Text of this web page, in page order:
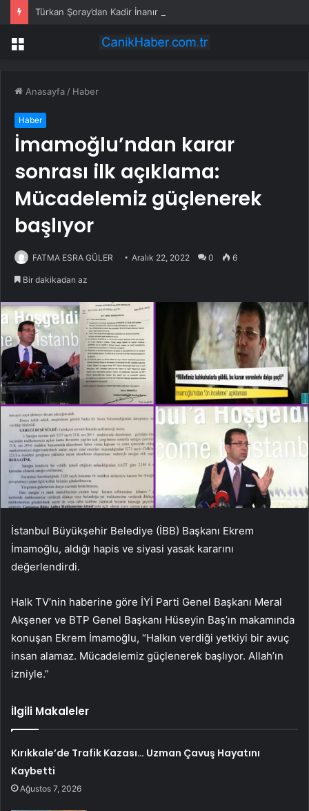
Menü
Anasayfa / Haber
Haber
İmamoğlu’ndan karar
sonrası ilk açıklama:
Mücadelemiz güçlenerek
başlıyor
FATMA ESRA GÜLER Aralık 22, 2022 0 6
Bir dakikadan az
İstanbul Büyükşehir Belediye (İBB) Başkanı Ekrem
İmamoğlu, aldığı hapis ve siyasi yasak kararını
değerlendirdi.
Halk TV’nin haberine göre İYİ Parti Genel Başkanı Meral
Akşener ve BTP Genel Başkanı Hüseyin Baş’ın makamında
konuşan Ekrem İmamoğlu, “Halkın verdiği yetkiyi bir avuç
insan alamaz. Mücadelemiz güçlenerek başlıyor. Allah’ın
izniyle.”
İlgili Makaleler
Kırıkkale’de Trafik Kazası… Uzman Çavuş Hayatını
Kaybetti
Ağustos 7, 2026